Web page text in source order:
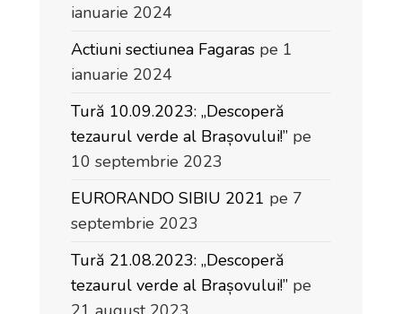
ianuarie 2024
Actiuni sectiunea Fagaras pe 1
ianuarie 2024
Tură 10.09.2023: „Descoperă
tezaurul verde al Brașovului!” pe
10 septembrie 2023
EURORANDO SIBIU 2021 pe 7
septembrie 2023
Tură 21.08.2023: „Descoperă
tezaurul verde al Brașovului!” pe